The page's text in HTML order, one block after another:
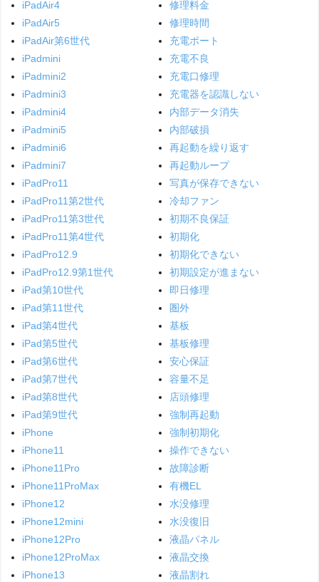
iPadAir4
iPadAir5
iPadAir第6世代
iPadmini
iPadmini2
iPadmini3
iPadmini4
iPadmini5
iPadmini6
iPadmini7
iPadPro11
iPadPro11第2世代
iPadPro11第3世代
iPadPro11第4世代
iPadPro12.9
iPadPro12.9第1世代
iPad第10世代
iPad第11世代
iPad第4世代
iPad第5世代
iPad第6世代
iPad第7世代
iPad第8世代
iPad第9世代
iPhone
iPhone11
iPhone11Pro
iPhone11ProMax
iPhone12
iPhone12mini
iPhone12Pro
iPhone12ProMax
iPhone13
修理料金
修理時間
充電ポート
充電不良
充電口修理
充電器を認識しない
内部データ消失
内部破損
再起動を繰り返す
再起動ループ
写真が保存できない
冷却ファン
初期不良保証
初期化
初期化できない
初期設定が進まない
即日修理
圏外
基板
基板修理
安心保証
容量不足
店頭修理
強制再起動
強制初期化
操作できない
故障診断
有機EL
水没修理
水没復旧
液晶パネル
液晶交換
液晶割れ